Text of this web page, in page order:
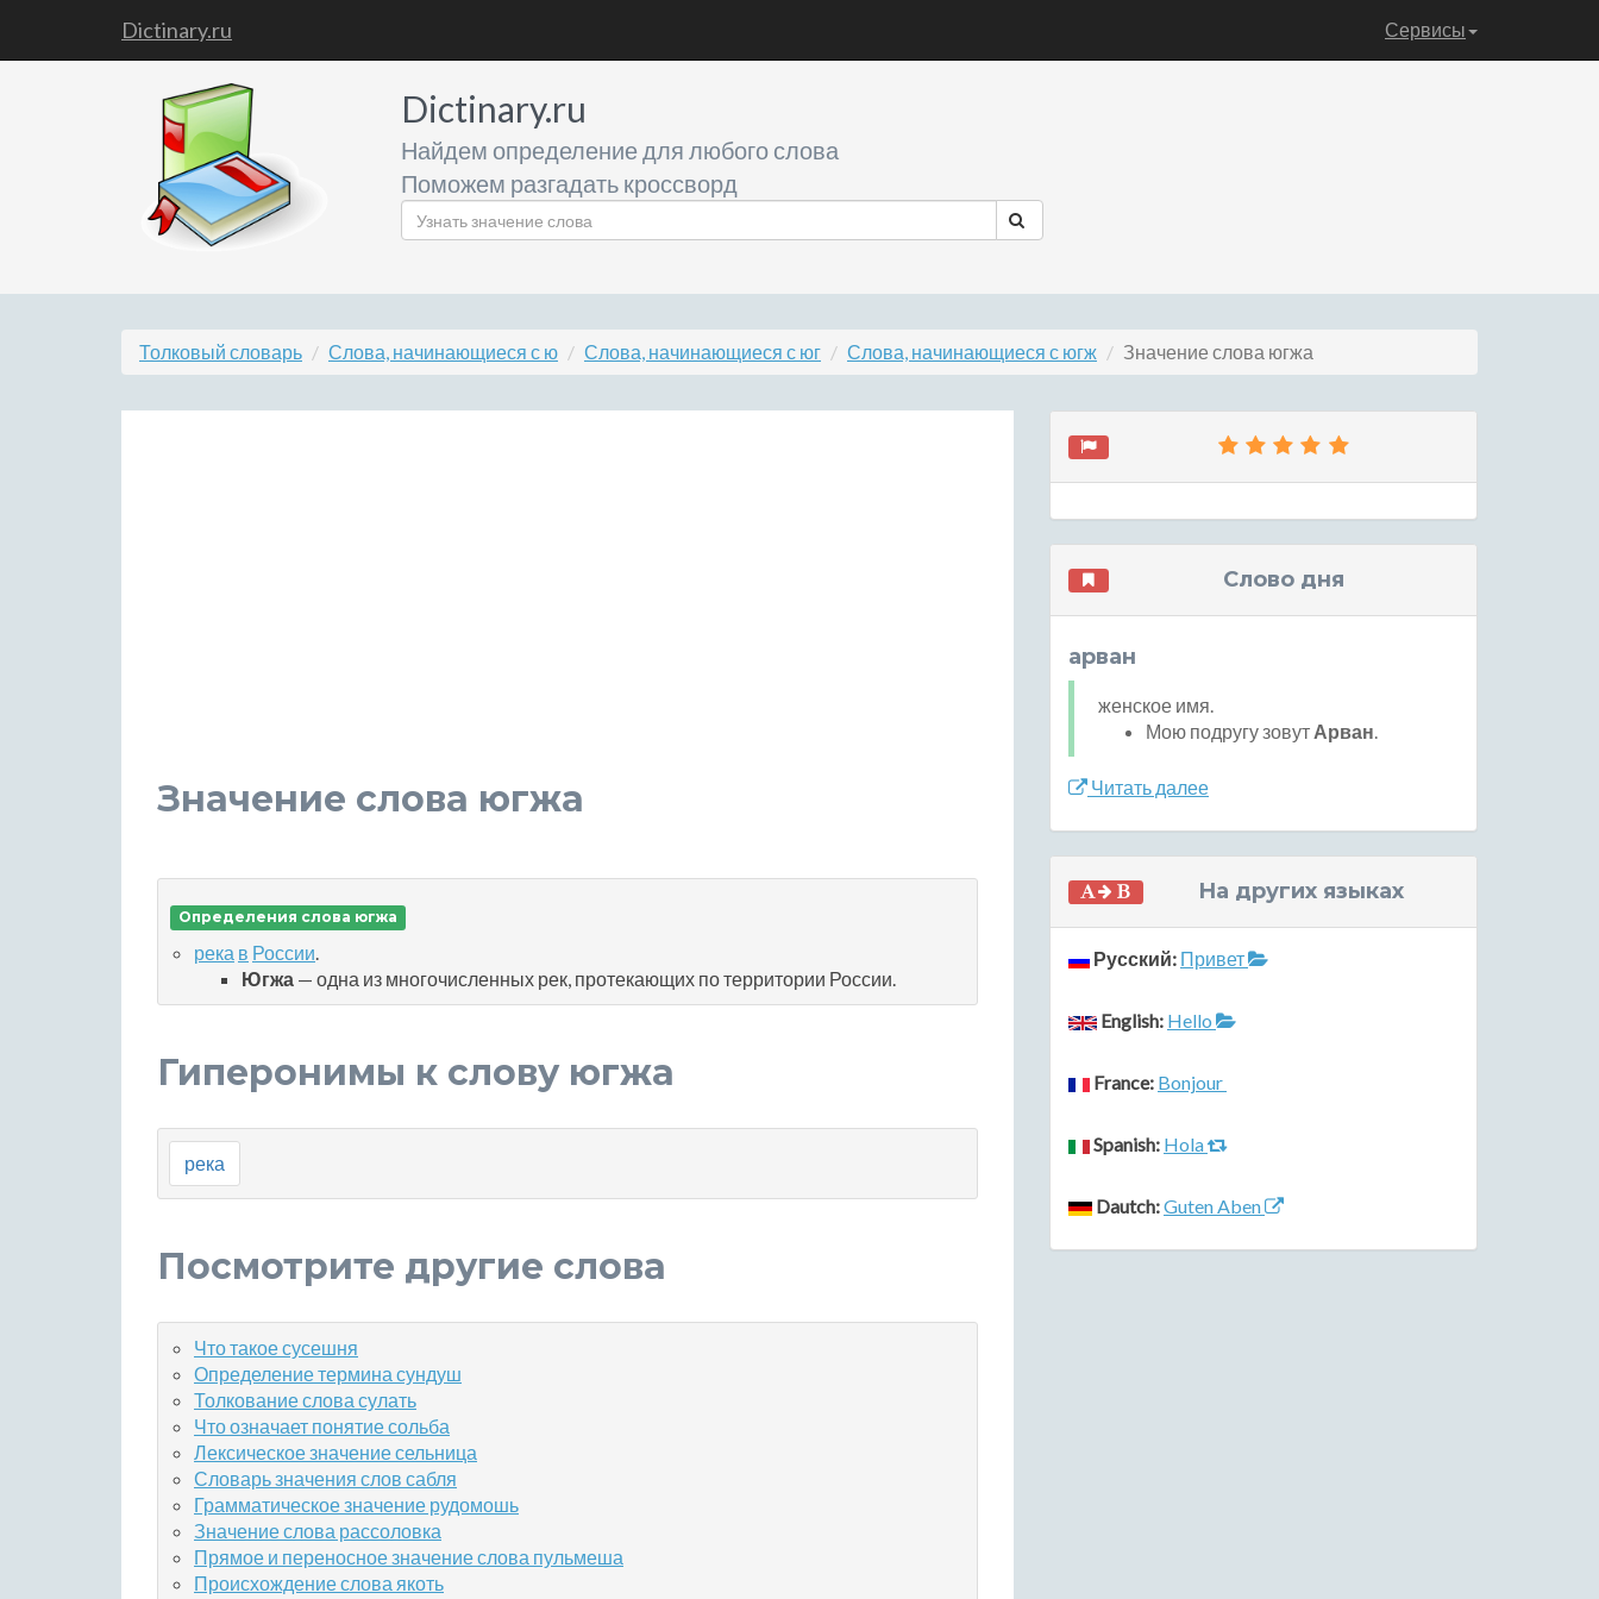
Dictinary.ru Сервисы
Dictinary.ru
Найдем определение для любого слова
Поможем разгадать кроссворд
Толковый словарь Слова, начинающиеся с ю Слова, начинающиеся с юг Слова, начинающиеся с югж Значение слова югжа
Значение слова югжа
Определения слова югжа
река в России.
Югжа — одна из многочисленных рек, протекающих по территории России.
Гиперонимы к слову югжа
река
Посмотрите другие слова
Что такое сусешня
Определение термина сундуш
Толкование слова сулать
Что означает понятие сольба
Лексическое значение сельница
Словарь значения слов сабля
Грамматическое значение рудомошь
Значение слова рассоловка
Прямое и переносное значение слова пульмеша
Происхождение слова якоть
Слово дня
арван
женское имя.
Мою подругу зовут Арван.
Читать далее
На других языках
Русский: Привет
English: Hello
France: Bonjour
Spanish: Hola
Dautch:Guten Aben